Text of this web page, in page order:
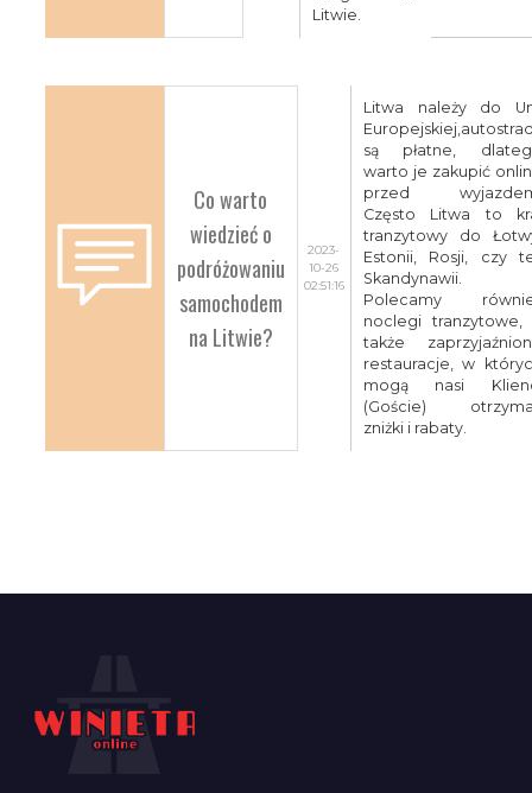
Litwie.
Co warto
wiedzieć o
podróżowaniu
samochodem
na Litwie?
2023-
10-26
02:51:16
Litwa należy do
są płatne,
warto je zakupić
przed
Często Litwa to
tranzytowy do
Estonii, Rosji, czy
Skandynawii.
Polecamy
noclegi tranzytowe,
także
restauracje, w
mogą nasi
(Goście)
zniżki i rabaty.